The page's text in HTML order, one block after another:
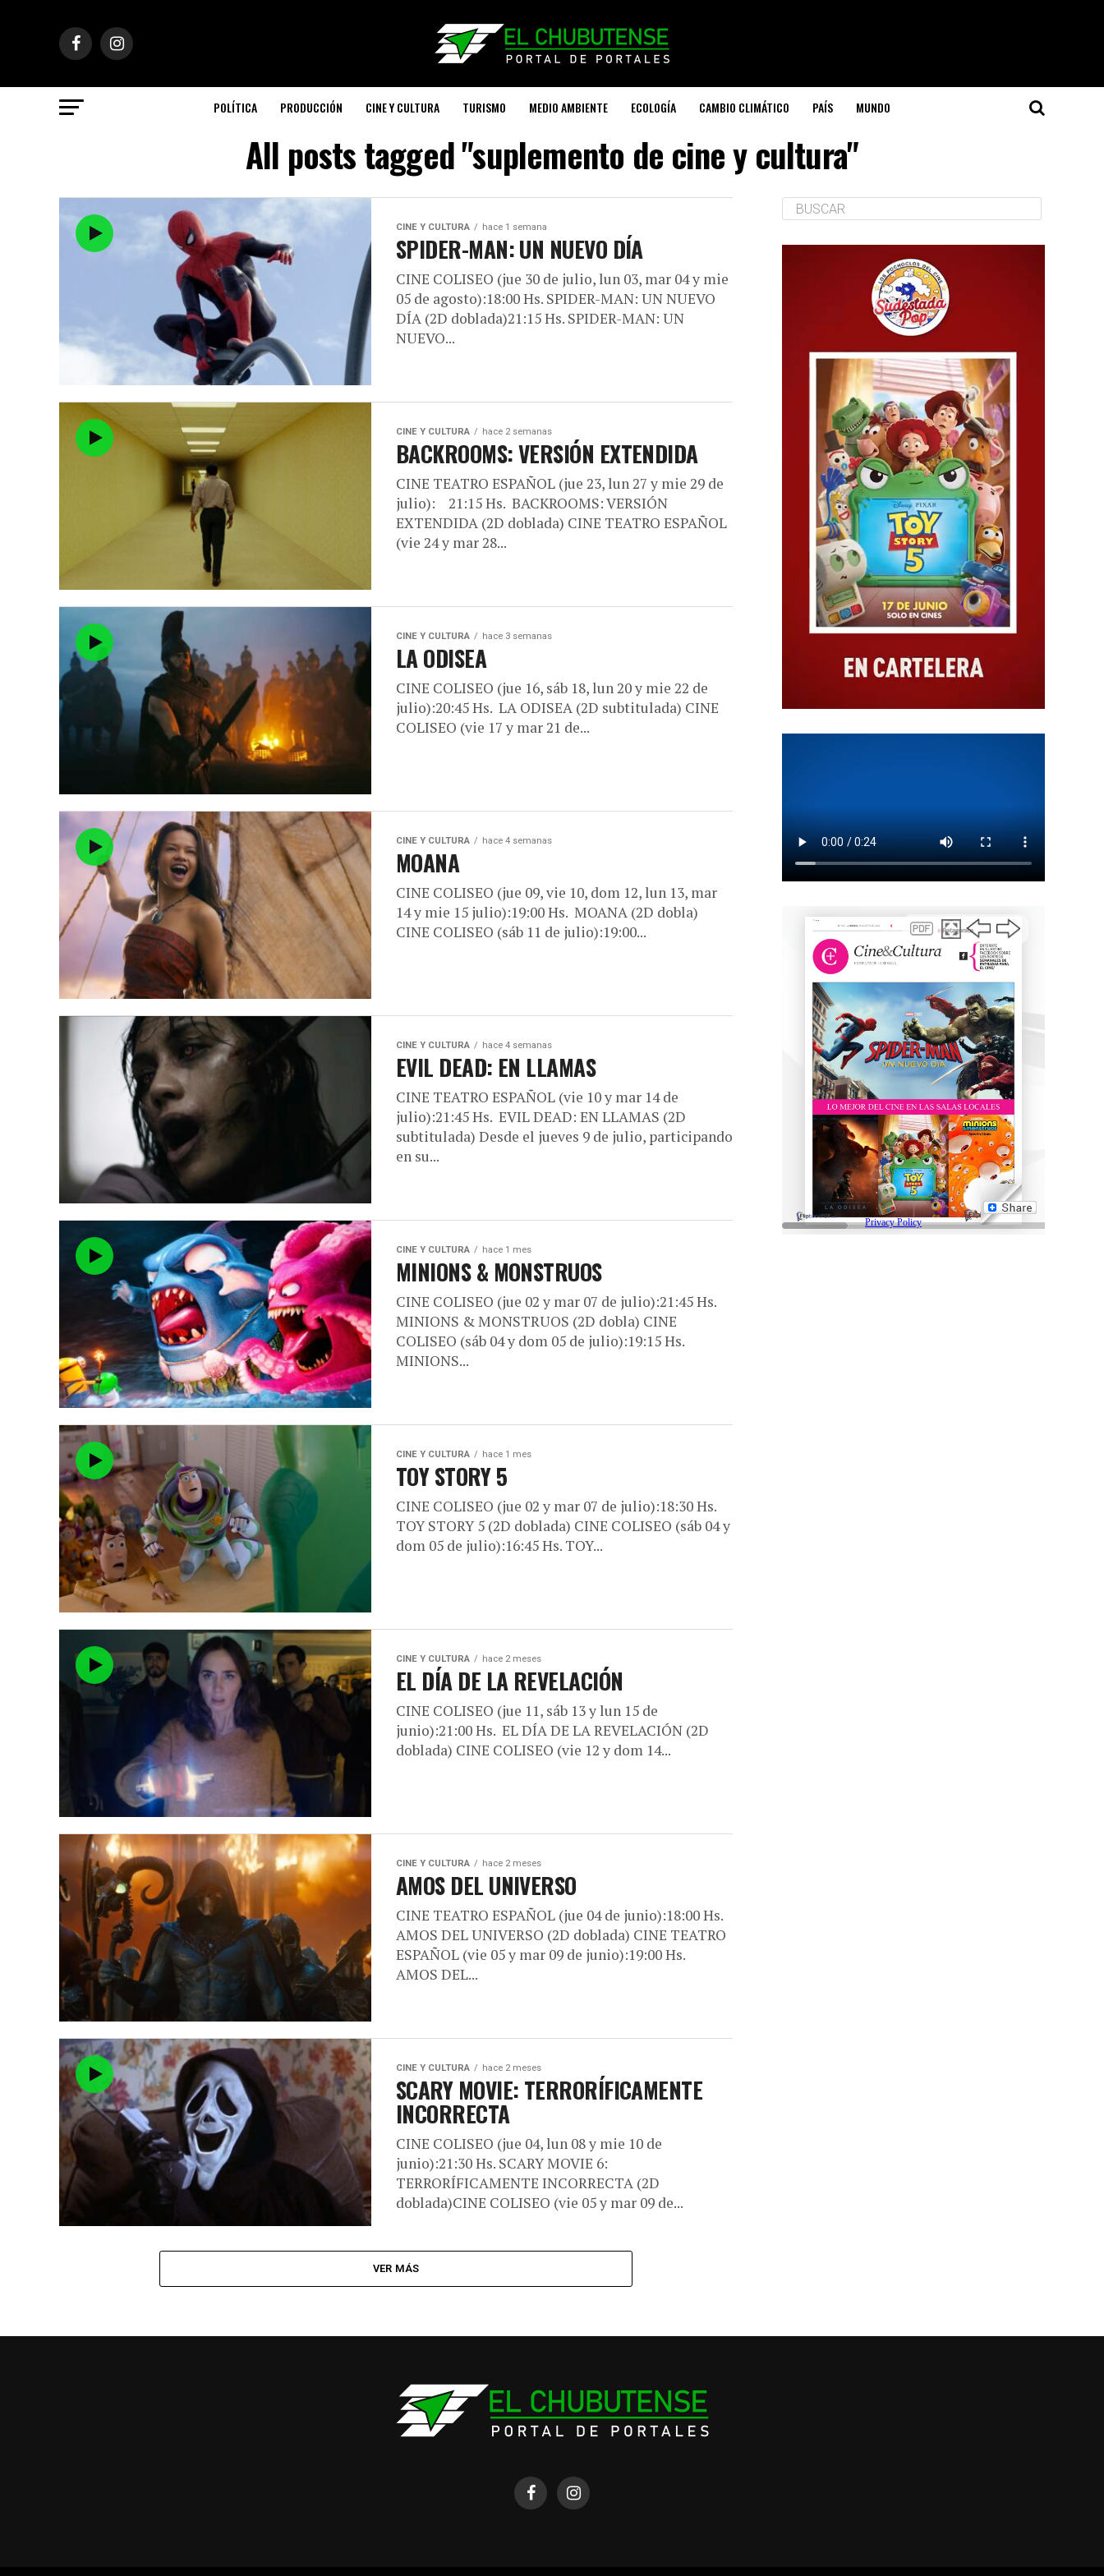
POLÍTICA PRODUCCIÓN CINE Y CULTURA TURISMO MEDIO AMBIENTE ECOLOGÍA CAMBIO CLIMÁTICO PAÍS MUNDO
All posts tagged "suplemento de cine y cultura"
CINE Y CULTURA hace 1 semana
SPIDER-MAN: UN NUEVO DÍA
CINE COLISEO (jue 30 de julio, lun 03, mar 04 y mie
05 de agosto):18:00 Hs. SPIDER-MAN: UN NUEVO
DÍA (2D doblada)21:15 Hs. SPIDER-MAN: UN
NUEVO...
CINE Y CULTURA hace 2 semanas
BACKROOMS: VERSIÓN EXTENDIDA
CINE TEATRO ESPAÑOL (jue 23, lun 27 y mie 29 de
julio): 21:15 Hs. BACKROOMS: VERSIÓN
EXTENDIDA (2D doblada) CINE TEATRO ESPAÑOL
(vie 24 y mar 28...
CINE Y CULTURA hace 3 semanas
LA ODISEA
CINE COLISEO (jue 16, sáb 18, lun 20 y mie 22 de
julio):20:45 Hs. LA ODISEA (2D subtitulada) CINE
COLISEO (vie 17 y mar 21 de...
CINE Y CULTURA hace 4 semanas
MOANA
CINE COLISEO (jue 09, vie 10, dom 12, lun 13, mar
14 y mie 15 julio):19:00 Hs. MOANA (2D dobla)
CINE COLISEO (sáb 11 de julio):19:00...
CINE Y CULTURA hace 4 semanas
EVIL DEAD: EN LLAMAS
CINE TEATRO ESPAÑOL (vie 10 y mar 14 de
julio):21:45 Hs. EVIL DEAD: EN LLAMAS (2D
subtitulada) Desde el jueves 9 de julio, participando
en su...
CINE Y CULTURA hace 1 mes
MINIONS & MONSTRUOS
CINE COLISEO (jue 02 y mar 07 de julio):21:45 Hs.
MINIONS & MONSTRUOS (2D dobla) CINE
COLISEO (sáb 04 y dom 05 de julio):19:15 Hs.
MINIONS...
CINE Y CULTURA hace 1 mes
TOY STORY 5
CINE COLISEO (jue 02 y mar 07 de julio):18:30 Hs.
TOY STORY 5 (2D doblada) CINE COLISEO (sáb 04 y
dom 05 de julio):16:45 Hs. TOY...
CINE Y CULTURA hace 2 meses
EL DÍA DE LA REVELACIÓN
CINE COLISEO (jue 11, sáb 13 y lun 15 de
junio):21:00 Hs. EL DÍA DE LA REVELACIÓN (2D
doblada) CINE COLISEO (vie 12 y dom 14...
CINE Y CULTURA hace 2 meses
AMOS DEL UNIVERSO
CINE TEATRO ESPAÑOL (jue 04 de junio):18:00 Hs.
AMOS DEL UNIVERSO (2D doblada) CINE TEATRO
ESPAÑOL (vie 05 y mar 09 de junio):19:00 Hs.
AMOS DEL...
CINE Y CULTURA hace 2 meses
SCARY MOVIE: TERRORÍFICAMENTE
INCORRECTA
CINE COLISEO (jue 04, lun 08 y mie 10 de
junio):21:30 Hs. SCARY MOVIE 6:
TERRORÍFICAMENTE INCORRECTA (2D
doblada)CINE COLISEO (vie 05 y mar 09 de...
VER MÁS